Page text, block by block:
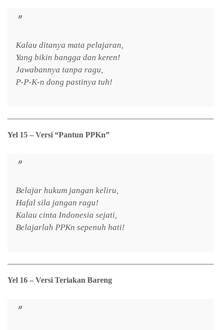
Kalau ditanya mata pelajaran,
Yang bikin bangga dan keren!
Jawabannya tanpa ragu,
P-P-K-n dong pastinya tuh!
Yel 15 – Versi “Pantun PPKn”
Belajar hukum jangan keliru,
Hafal sila jangan ragu!
Kalau cinta Indonesia sejati,
Belajarlah PPKn sepenuh hati!
Yel 16 – Versi Teriakan Bareng